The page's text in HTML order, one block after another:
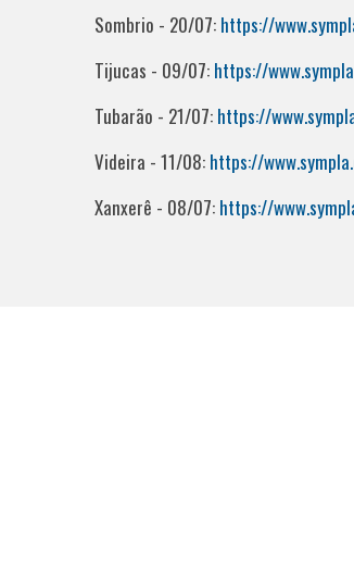
Sombrio - 20/07: https://
Tijucas - 09/07: https://
Tubarão - 21/07: https://
Videira - 11/08: https://
Xanxerê - 08/07: https://